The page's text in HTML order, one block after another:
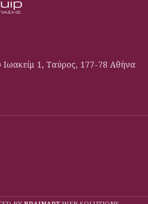
Ιωακείμ 1, Ταύρος, 177-78 Αθήνα